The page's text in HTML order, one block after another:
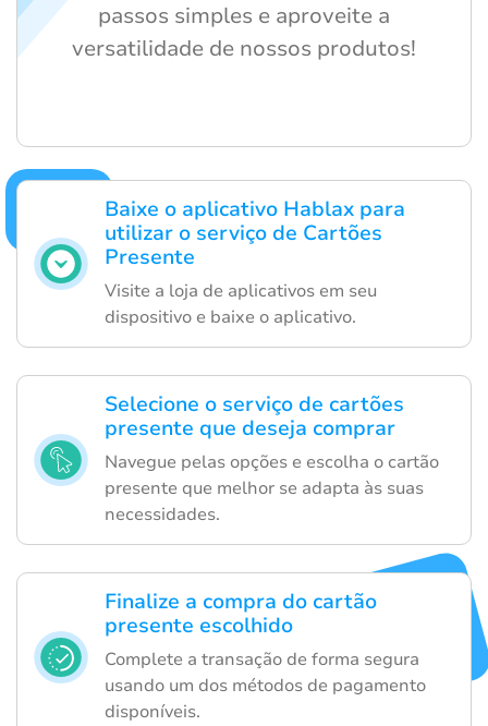
Baixe o aplicativo Hablax para
utilizar o serviço de Cartões
Presente
Visite a loja de aplicativos em seu
dispositivo e baixe o aplicativo.
Selecione o serviço de cartões
presente que deseja comprar
Navegue pelas opções e escolha o cartão
presente que melhor se adapta às suas
necessidades.
Finalize a compra do cartão
presente escolhido
Complete a transação de forma segura
usando um dos métodos de pagamento
disponíveis.
passos simples e aproveite a
versatilidade de nossos produtos!